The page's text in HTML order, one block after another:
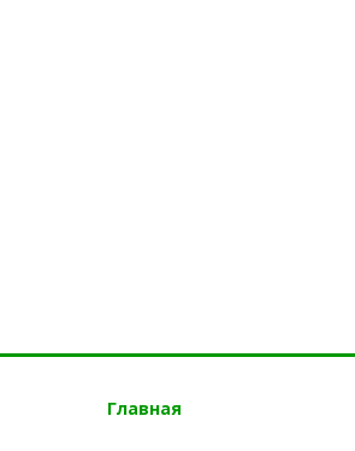
Главная